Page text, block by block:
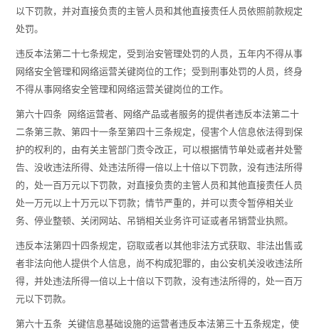
以下罚款，并对直接负责的主管人员和其他直接责任人员依照前款规定
处罚。
违反本法第二十七条规定，受到治安管理处罚的人员，五年内不得从事
网络安全管理和网络运营关键岗位的工作；受到刑事处罚的人员，终身
不得从事网络安全管理和网络运营关键岗位的工作。
第六十四条 网络运营者、网络产品或者服务的提供者违反本法第二十
二条第三款、第四十一条至第四十三条规定，侵害个人信息依法得到保
护的权利的，由有关主管部门责令改正，可以根据情节单处或者并处警
告、没收违法所得、处违法所得一倍以上十倍以下罚款，没有违法所得
的，处一百万元以下罚款，对直接负责的主管人员和其他直接责任人员
处一万元以上十万元以下罚款；情节严重的，并可以责令暂停相关业
务、停业整顿、关闭网站、吊销相关业务许可证或者吊销营业执照。
违反本法第四十四条规定，窃取或者以其他非法方式获取、非法出售或
者非法向他人提供个人信息，尚不构成犯罪的，由公安机关没收违法所
得，并处违法所得一倍以上十倍以下罚款，没有违法所得的，处一百万
元以下罚款。
第六十五条 关键信息基础设施的运营者违反本法第三十五条规定，使